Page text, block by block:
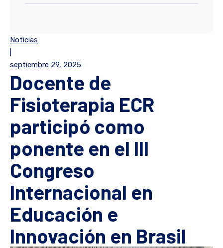
Noticias
septiembre 29, 2025
Docente de
Fisioterapia ECR
participó como
ponente en el III
Congreso
Internacional en
Educación e
Innovación en Brasil